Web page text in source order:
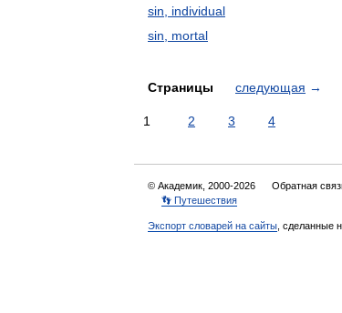
sin, individual
sin, mortal
Страницы следующая →
1 2 3 4
© Академик, 2000-2026 Обратная
👣 Путешествия
Экспорт словарей на сайты , сделанные